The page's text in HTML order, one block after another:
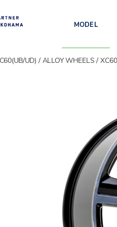
MODEL
UD) ALLOY WHEELS